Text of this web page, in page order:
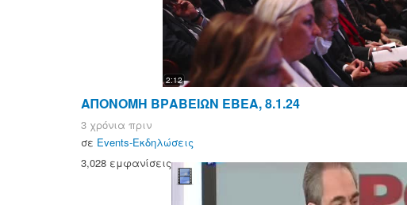
2:12
ΑΠΟΝΟΜΗ ΒΡΑΒΕΙΩΝ ΕΒΕΑ, 8.1.24
3 χρόνια πριν
σε Events-Εκδηλώσεις
3,028 εμφανίσεις